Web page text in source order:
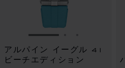
スライドに移動 1
スライド
アルパイン イーグル 41
ビーチエディション